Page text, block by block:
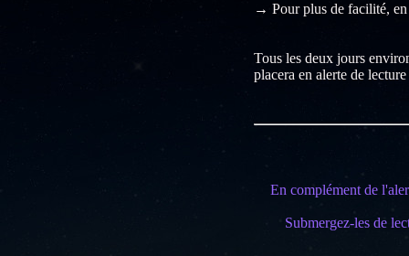
→ Pour plus de facilité, en
Tous les deux jours
placera en alerte de
En complément de
Submergez-les de